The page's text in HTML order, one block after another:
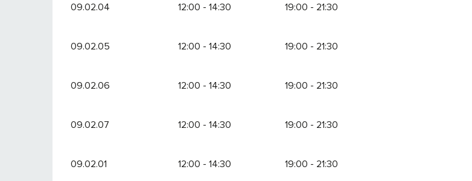
09.02.04 12:00 - 14:30 19:00 - 21:30
09.02.05 12:00 - 14:30 19:00 - 21:30
09.02.06 12:00 - 14:30 19:00 - 21:30
09.02.07 12:00 - 14:30 19:00 - 21:30
09.02.01 12:00 - 14:30 19:00 - 21:30